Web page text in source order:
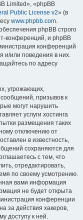
Limited», «phpBB
Public License v2» (в
www.phpbb.com.
phpBB строго
конференций, и phpBB
конференций
и/или поведения в них.
по адресу
угрожающих,
призывов к
могут нарушить
услуги хостинга
размещения таких
отключению от
в известность,
сохраняются для
с тем, что
отредактировать,
по своему усмотрению.
вами информация
не будет открыта
конференции
за действия хакеров,
доступу к ней.